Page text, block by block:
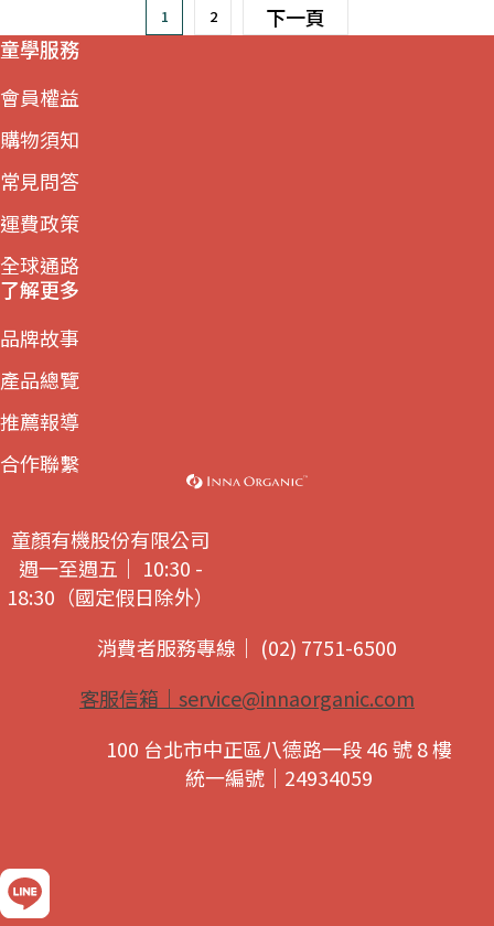
1 2
下一頁
童學服務
會員權益
購物須知
常見問答
運費政策
全球通路
了解更多
品牌故事
產品總覽
推薦報導
合作聯繫
童顏有機股份有限公司
週一至週五｜ 10:30 -
18:30（國定假日除外）
消費者服務專線｜ (02) 7751-6500
客服信箱｜ service@innaorganic.com
100 台北市中正區八德路一段 46 號 8 樓
統一編號｜24934059